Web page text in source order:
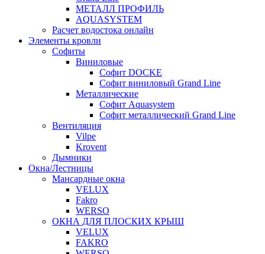
МЕТАЛЛ ПРОФИЛЬ
AQUASYSTEM
Расчет водостока онлайн
Элементы кровли
Софиты
Виниловые
Софит DOCKE
Софит виниловый Grand Line
Металлические
Софит Aquasystem
Софит металлический Grand Line
Вентиляция
Vilpe
Krovent
Дымники
Окна/Лестницы
Мансардные окна
VELUX
Fakro
WERSO
ОКНА ДЛЯ ПЛОСКИХ КРЫШ
VELUX
FAKRO